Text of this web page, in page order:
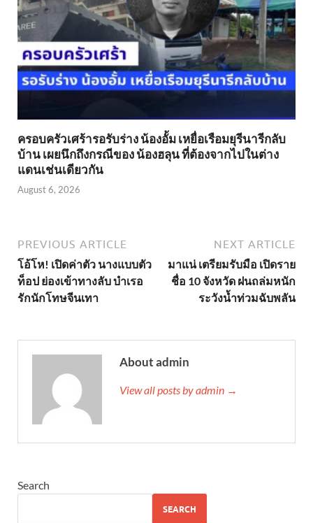
ครอบครัวเศร้ารอรับร่าง น้องอั้ม เหยื่อเรือมยุรีนารีกลับ
บ้าน เผยนึกถึงกรณีของ น้องฮลุน ที่ต้องจากไปในต่าง
แดนเช่นเดียวกัน
August 6, 2026
PREVIOUS ARTICLE
โอ้โห! เปิดค่าตัว นางแบบตัว
ท็อป ย่องเข้าทางลับ บำเรอ
รักนักโทษจีนเทา
NEXT ARTICLE
มาแน่ เตรียมรับมือ เปิดราย
ชื่อ 10 จังหวัด ฝนถล่มหนัก
ระวังน้ำท่วมฉับพลัน
About admin
View all posts by admin →
Search
SEARCH